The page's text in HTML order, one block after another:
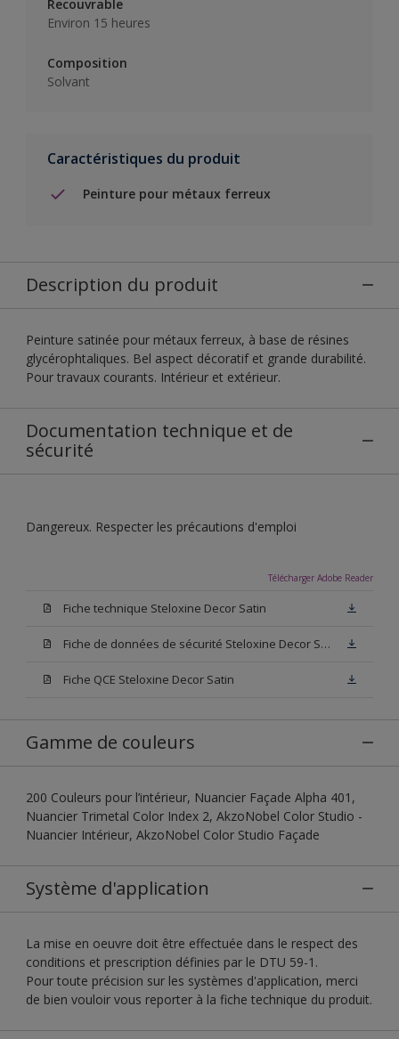
Recouvrable
Environ 15 heures
Composition
Solvant
Caractéristiques du produit
Peinture pour métaux ferreux
Description du produit
Peinture satinée pour métaux ferreux, à base de résines
glycérophtaliques. Bel aspect décoratif et grande durabilité.
Pour travaux courants. Intérieur et extérieur.
Documentation technique et de
sécurité
Dangereux. Respecter les précautions d'emploi
Télécharger Adobe Reader
Fiche technique Steloxine Decor Satin
Fiche de données de sécurité Steloxine Decor Satin
Fiche QCE Steloxine Decor Satin
Gamme de couleurs
200 Couleurs pour l’intérieur, Nuancier Façade Alpha 401,
Nuancier Trimetal Color Index 2, AkzoNobel Color Studio -
Nuancier Intérieur, AkzoNobel Color Studio Façade
Système d'application
La mise en oeuvre doit être effectuée dans le respect des
conditions et prescription définies par le DTU 59-1.
Pour toute précision sur les systèmes d'application, merci
de bien vouloir vous reporter à la fiche technique du produit.